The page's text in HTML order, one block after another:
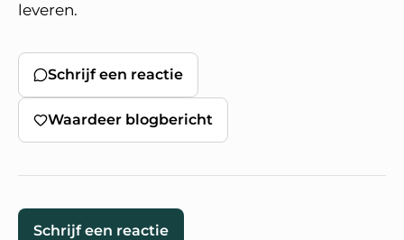
leveren.
Schrijf een reactie
Waardeer blogbericht
Schrijf een reactie